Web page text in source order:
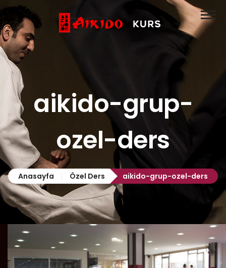
Anasayfa
Aikido
Özel Ders
Hakkımızda
İletişimaikido-grup-
ozel-ders
Anasayfa Özel Ders aikido-grup-ozel-ders